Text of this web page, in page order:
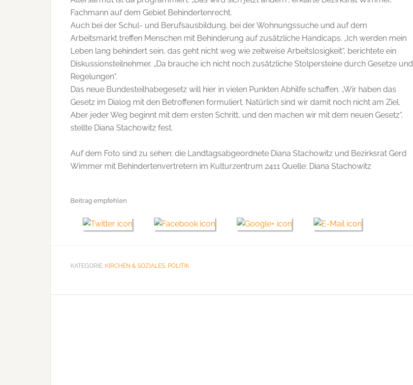
Fachmann auf dem Gebiet Behindertenrecht.
Auch bei der Schul- und Berufsausbildung, bei der Wohnungssuche und auf dem
Arbeitsmarkt treffen Menschen mit Behinderung auf zusätzliche Handicaps. „Ich werden mein
Leben lang behindert sein, das geht nicht weg wie zeitweise Arbeitslosigkeit“, berichtete ein
Diskussionsteilnehmer. „Da brauche ich nicht noch zusätzliche Stolpersteine durch Gesetze und
Regelungen“.
Das neue Bundesteilhabegesetz will hier in vielen Punkten Abhilfe schaffen. „Wir haben das
Gesetz im Dialog mit den Betroffenen formuliert. Natürlich sind wir damit noch nicht am Ziel.
Aber jeder Weg beginnt mit dem ersten Schritt, und den machen wir mit dem neuen Gesetz“,
stellte Diana Stachowitz fest.
Auf dem Foto sind zu sehen: die Landtagsabgeordnete Diana Stachowitz und Bezirksrat Gerd
Wimmer mit Behindertenvertretern im Kulturzentrum 2411 Quelle: Diana Stachowitz
Beitrag empfehlen
KATEGORIE: KIRCHEN & SOZIALES, POLITIK